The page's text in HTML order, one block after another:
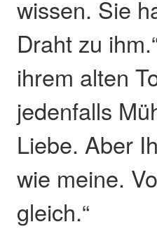
wissen. Sie
Draht zu
ihrem alten
jedenfalls
Liebe. Aber
wie meine.
gleich.“